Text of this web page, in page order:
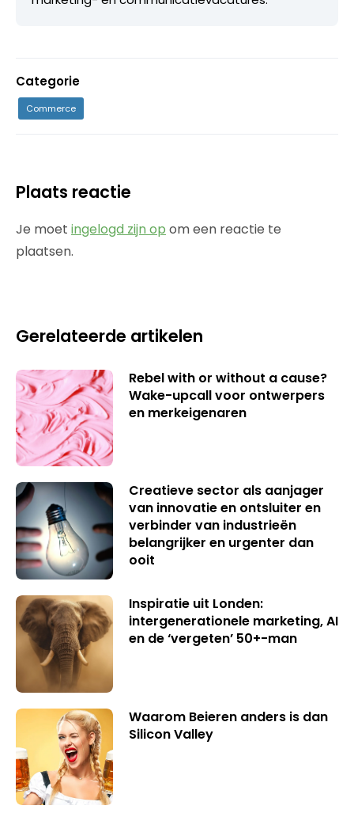
Categorie
Commerce
Plaats reactie
Je moet ingelogd zijn op om een reactie te
plaatsen.
Gerelateerde artikelen
Rebel with or without a cause?
Wake-upcall voor ontwerpers
en merkeigenaren
Creatieve sector als aanjager
van innovatie en ontsluiter en
verbinder van industrieën
belangrijker en urgenter dan
ooit
Inspiratie uit Londen:
intergenerationele marketing, AI
en de ‘vergeten’ 50+-man
Waarom Beieren anders is dan
Silicon Valley